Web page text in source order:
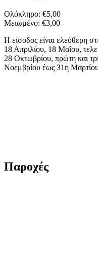
Ολόκληρο: €5,00
Μειωμένο: €3,00
Η είσοδος είναι ελεύθερη
18 Απριλίου, 18 Μαΐου,
28 Οκτωβρίου, πρώτη και
Νοεμβρίου έως 31η
Παροχές